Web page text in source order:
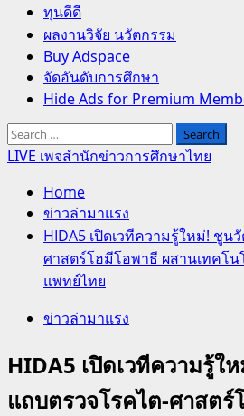
ทุนดีดี
ผลงานวิจัย นวัตกรรม
Buy Adspace
จัดอันดับการศึกษา
Hide Ads for Premium
Search
for:
LIVE เพจสำนักข่าวการศึกษาไทย
Home
ข่าวล่ามาแรง
HIDA5 เปิดเวทีความรู้ใหม่! ชูน
ศาสตร์โฮมีโอพาธี ผสานเทคโ
แพทย์ไทย
ข่าวล่ามาแรง
HIDA5 เปิดเวทีความรู้ใ
แถบตรวจโรคไต-ศาสต